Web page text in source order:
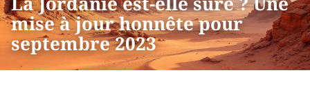
mise à jour honnête pour
septembre 2023